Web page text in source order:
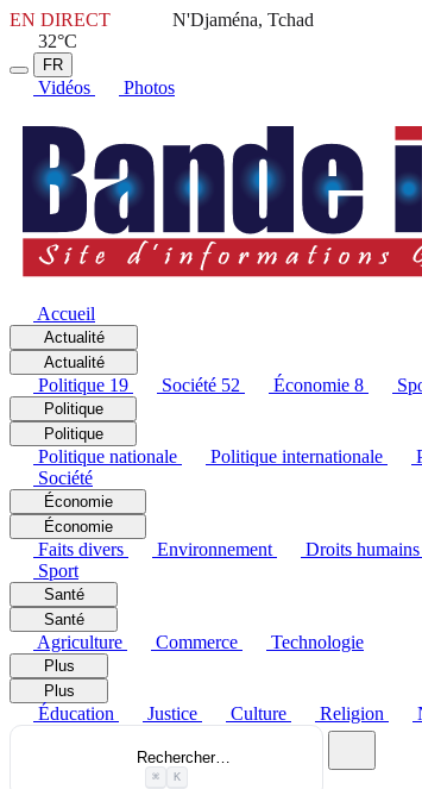
EN DIRECT
N'Djaména, Tchad
32°C
FR
Vidéos Photos
Accueil
Actualité
Actualité
Politique 19 Société 52 Économie 8
Politique
Politique
Politique nationale Politique internationale
Société
Économie
Économie
Faits divers Environnement Droits humains
Sport
Santé
Santé
Agriculture Commerce Technologie
Plus
Plus
Éducation Justice Culture Religion
Rechercher…
⌘ K